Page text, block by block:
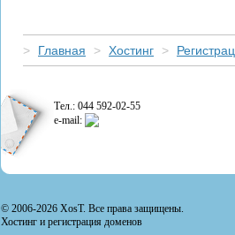
> Главная > Хостинг >
Тел.: 044 592-02-55
e-mail:
© 2006-2026 XosT. Все права защищены.
Хостинг и регистрация доменов